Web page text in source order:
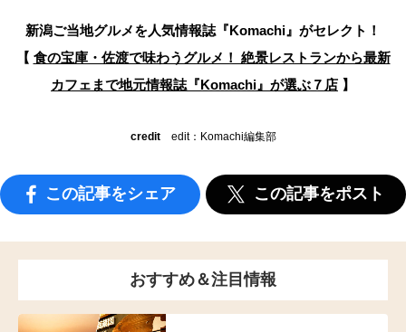
新潟ご当地グルメを人気情報誌 『Komachi』がセレクト！
【 食の宝庫・佐渡で味わうグルメ！ 絶景レストランから最新
カフェまで地元情報誌『Komachi』が選ぶ７店 】
creditedit：Komachi編集部
この記事をシェア この記事をポスト
おすすめ＆注目情報